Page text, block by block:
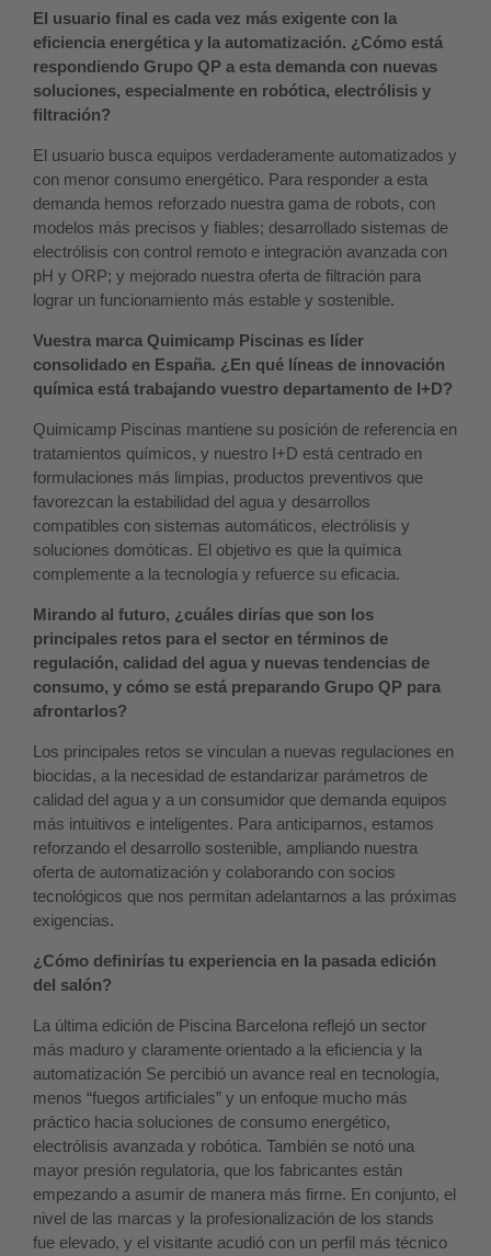
El usuario final es cada vez más exigente con la
eficiencia energética y la automatización. ¿Cómo está
respondiendo Grupo QP a esta demanda con nuevas
soluciones, especialmente en robótica, electrólisis y
filtración?
El usuario busca equipos verdaderamente automatizados y
con menor consumo energético. Para responder a esta
demanda hemos reforzado nuestra gama de robots, con
modelos más precisos y fiables; desarrollado sistemas de
electrólisis con control remoto e integración avanzada con
pH y ORP; y mejorado nuestra oferta de filtración para
lograr un funcionamiento más estable y sostenible.
Vuestra marca Quimicamp Piscinas es líder
consolidado en España. ¿En qué líneas de innovación
química está trabajando vuestro departamento de I+D?
Quimicamp Piscinas mantiene su posición de referencia en
tratamientos químicos, y nuestro I+D está centrado en
formulaciones más limpias, productos preventivos que
favorezcan la estabilidad del agua y desarrollos
compatibles con sistemas automáticos, electrólisis y
soluciones domóticas. El objetivo es que la química
complemente a la tecnología y refuerce su eficacia.
Mirando al futuro, ¿cuáles dirías que son los
principales retos para el sector en términos de
regulación, calidad del agua y nuevas tendencias de
consumo, y cómo se está preparando Grupo QP para
afrontarlos?
Los principales retos se vinculan a nuevas regulaciones en
biocidas, a la necesidad de estandarizar parámetros de
calidad del agua y a un consumidor que demanda equipos
más intuitivos e inteligentes. Para anticiparnos, estamos
reforzando el desarrollo sostenible, ampliando nuestra
oferta de automatización y colaborando con socios
tecnológicos que nos permitan adelantarnos a las próximas
exigencias.
¿Cómo definirías tu experiencia en la pasada edición
del salón?
La última edición de Piscina Barcelona reflejó un sector
más maduro y claramente orientado a la eficiencia y la
automatización Se percibió un avance real en tecnología,
menos “fuegos artificiales” y un enfoque mucho más
práctico hacia soluciones de consumo energético,
electrólisis avanzada y robótica. También se notó una
mayor presión regulatoria, que los fabricantes están
empezando a asumir de manera más firme. En conjunto, el
nivel de las marcas y la profesionalización de los stands
fue elevado, y el visitante acudió con un perfil más técnico